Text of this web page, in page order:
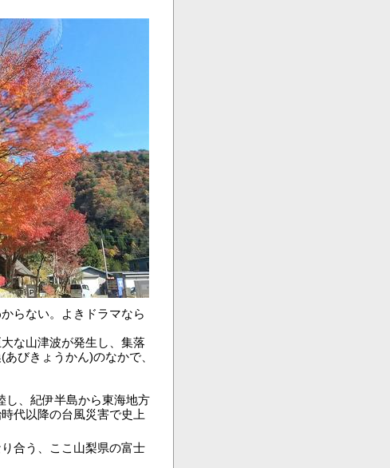
らない。よきドラマなら
な山津波が発生し、集落
びきょうかん)のなかで、
、紀伊半島から東海地方
代以降の台風災害で史上
合う、ここ山梨県の富士